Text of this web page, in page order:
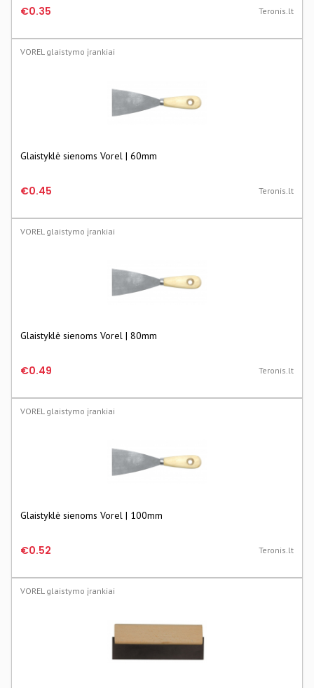
€0.35 Teronis.lt
VOREL glaistymo įrankiai
Glaistyklė sienoms Vorel | 60mm
€0.45 Teronis.lt
VOREL glaistymo įrankiai
Glaistyklė sienoms Vorel | 80mm
€0.49 Teronis.lt
VOREL glaistymo įrankiai
Glaistyklė sienoms Vorel | 100mm
€0.52 Teronis.lt
VOREL glaistymo įrankiai